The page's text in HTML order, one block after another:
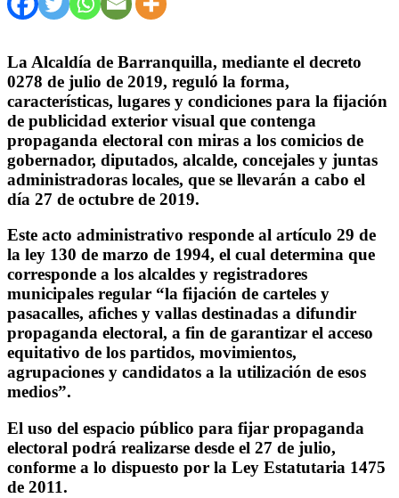
La Alcaldía de Barranquilla, mediante el decreto
0278 de julio de 2019, reguló la forma,
características, lugares y condiciones para la fijación
de publicidad exterior visual que contenga
propaganda electoral con miras a los comicios de
gobernador, diputados, alcalde, concejales y juntas
administradoras locales, que se llevarán a cabo el
día 27 de octubre de 2019.
Este acto administrativo responde al artículo 29 de
la ley 130 de marzo de 1994, el cual determina que
corresponde a los alcaldes y registradores
municipales regular “la fijación de carteles y
pasacalles, afiches y vallas destinadas a difundir
propaganda electoral, a fin de garantizar el acceso
equitativo de los partidos, movimientos,
agrupaciones y candidatos a la utilización de esos
medios”.
El uso del espacio público para fijar propaganda
electoral podrá realizarse desde el 27 de julio,
conforme a lo dispuesto por la Ley Estatutaria 1475
de 2011.